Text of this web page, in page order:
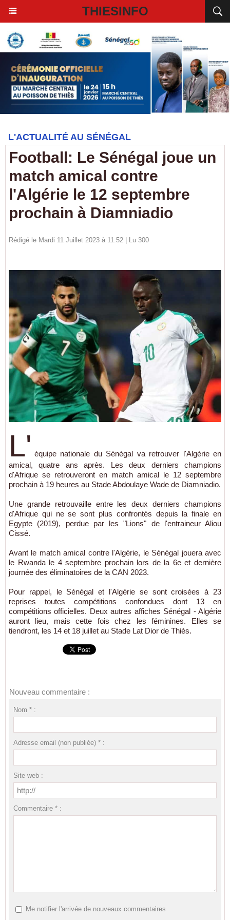
THIESINFO
L'ACTUALITÉ AU SÉNÉGAL
Football: Le Sénégal joue un
match amical contre
l'Algérie le 12 septembre
prochain à Diamniadio
Rédigé le Mardi 11 Juillet 2023 à 11:52 | Lu 300
L' équipe nationale du Sénégal va retrouver l'Algérie en
amical, quatre ans après. Les deux derniers champions
d'Afrique se retrouveront en match amical le 12 septembre
prochain à 19 heures au Stade Abdoulaye Wade de Diamniadio.
Une grande retrouvaille entre les deux derniers champions
d'Afrique qui ne se sont plus confrontés depuis la finale en
Egypte (2019), perdue par les "Lions" de l'entraineur Aliou
Cissé.
Avant le match amical contre l'Algérie, le Sénégal jouera avec
le Rwanda le 4 septembre prochain lors de la 6e et dernière
journée des éliminatoires de la CAN 2023.
Pour rappel, le Sénégal et l'Algérie se sont croisées à 23
reprises toutes compétitions confondues dont 13 en
compétitions officielles. Deux autres affiches Sénégal - Algérie
auront lieu, mais cette fois chez les féminines. Elles se
tiendront, les 14 et 18 juillet au Stade Lat Dior de Thiès.
Nouveau commentaire :
Nom * :
Adresse email (non publiée) * :
Site web :
Commentaire * :
Me notifier l'arrivée de nouveaux commentaires